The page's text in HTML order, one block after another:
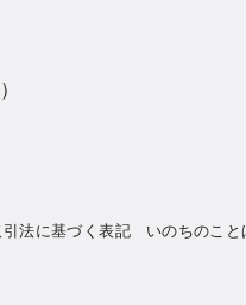
法に基づく表記 いのちのこと